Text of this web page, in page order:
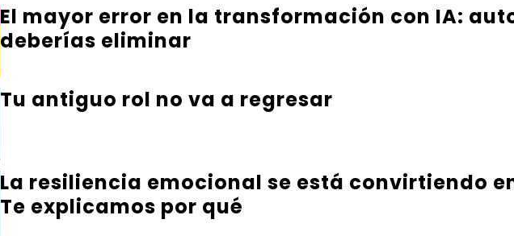
El mayor error en la transformación con IA:
deberías eliminar
Tu antiguo rol no va a regresar
La resiliencia emocional se está convirtiendo
Te explicamos por qué